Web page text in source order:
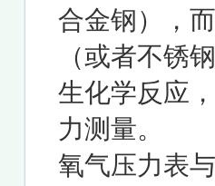
合金钢），
（或者不锈
生化学反应
力测量。
氧气压力表